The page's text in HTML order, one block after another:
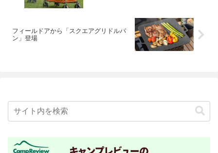
フィールドアから「スクエアグリドルパ
ン」登場